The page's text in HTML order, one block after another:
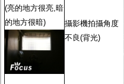
(亮的地方很亮,暗
的地方很暗)
攝影機拍攝角度
不良(背光)